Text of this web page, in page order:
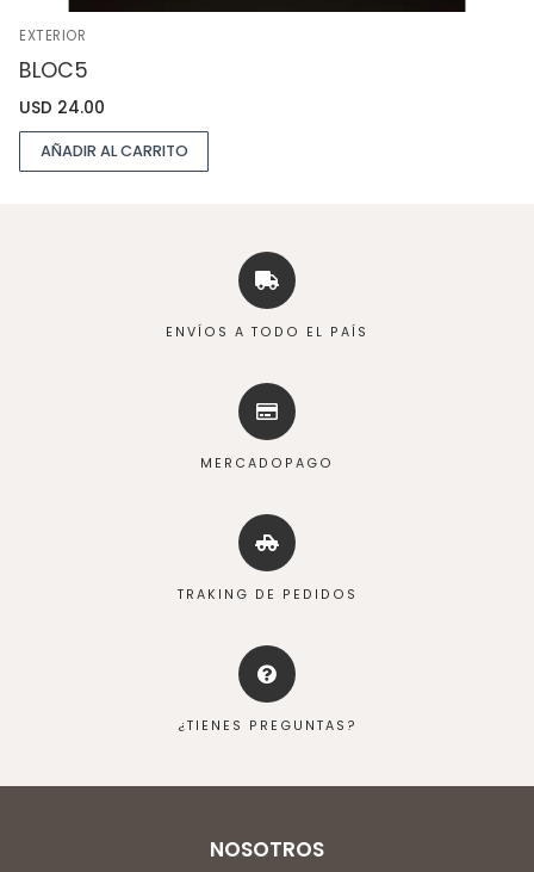
EXTERIOR
BLOC5
USD 24.00
AÑADIR AL CARRITO
ENVÍOS A TODO EL PAÍS
MERCADOPAGO
TRAKING DE PEDIDOS
¿TIENES PREGUNTAS?
NOSOTROS